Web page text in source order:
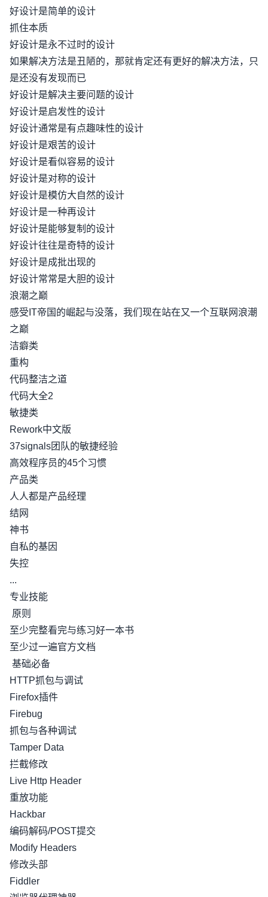
好设计是简单的设计
抓住本质
好设计是永不过时的设计
如果解决方法是丑陋的，那就肯定还有更好的解决方法，只
是还没有发现而已
好设计是解决主要问题的设计
好设计是启发性的设计
好设计通常是有点趣味性的设计
好设计是艰苦的设计
好设计是看似容易的设计
好设计是对称的设计
好设计是模仿大自然的设计
好设计是一种再设计
好设计是能够复制的设计
好设计往往是奇特的设计
好设计是成批出现的
好设计常常是大胆的设计
浪潮之巅
感受IT帝国的崛起与没落，我们现在站在又一个互联网浪潮
之巅
洁癖类
重构
代码整洁之道
代码大全2
敏捷类
Rework中文版
37signals团队的敏捷经验
高效程序员的45个习惯
产品类
人人都是产品经理
结网
神书
自私的基因
失控
...
专业技能
原则
至少完整看完与练习好一本书
至少过一遍官方文档
基础必备
HTTP抓包与调试
Firefox插件
Firebug
抓包与各种调试
Tamper Data
拦截修改
Live Http Header
重放功能
Hackbar
编码解码/POST提交
Modify Headers
修改头部
Fiddler